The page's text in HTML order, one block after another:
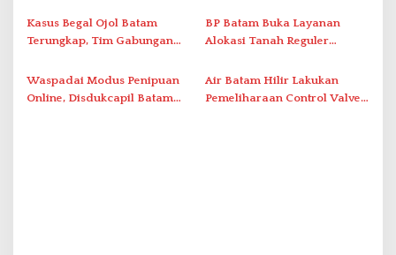
Pelayanan Kefarmasian
Administrasi ke Pusat
Kasus Begal Ojol Batam
Terungkap, Tim Gabungan
Simpang Dam
BP Batam Buka Layanan
Alokasi Tanah Reguler
Waspadai Modus Penipuan
Online, Disdukcapil Batam
Air Batam Hilir Lakukan
Pemeliharaan Control Valve,